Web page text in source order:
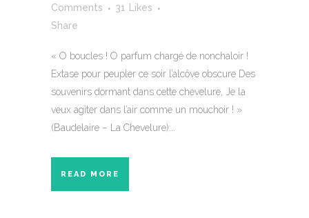
Comments
31
Likes
Share
« O boucles ! O parfum chargé de nonchaloir !
Extase pour peupler ce soir l’alcôve obscure Des
souvenirs dormant dans cette chevelure, Je la
veux agiter dans l’air comme un mouchoir ! »
(Baudelaire – La Chevelure)...
READ MORE